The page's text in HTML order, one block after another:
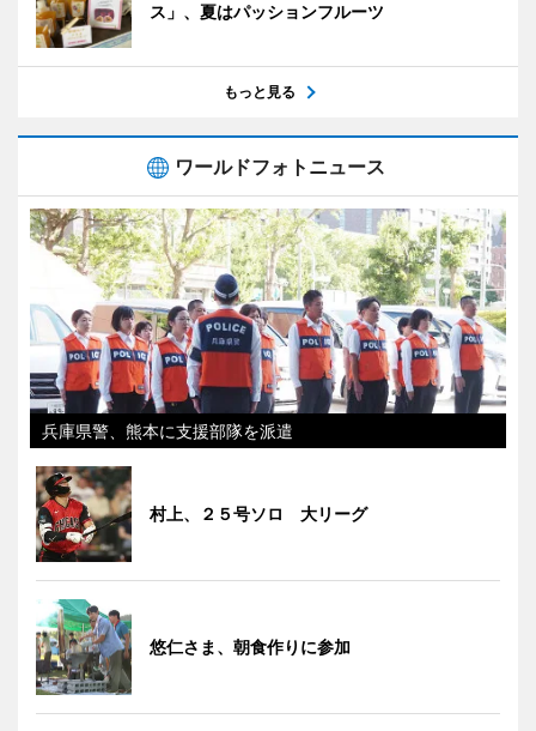
ス」、夏はパッションフルーツ
もっと見る
ワールドフォトニュース
兵庫県警、熊本に支援部隊を派遣
村上、２５号ソロ 大リーグ
悠仁さま、朝食作りに参加